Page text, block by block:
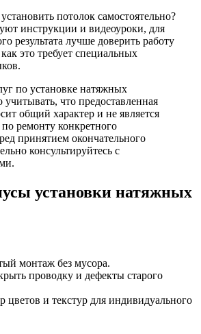
потолок самостоятельно?
инструкции и видеоуроки, для
результата лучше доверить работу
это требует специальных
по установке натяжных
что предоставленная
общий характер и не является
ремонту конкретного
принятием окончательного
консультируйтесь с
установки натяжных
монтаж без мусора.
проводку и дефекты старого
и текстур для индивидуального